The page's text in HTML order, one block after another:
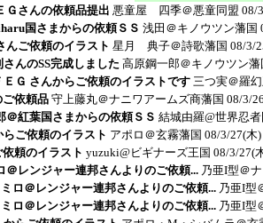
Ｇさんの依頼品提出 悪童屋 四季＠悪童同盟 08/
国さまからの依頼ＳＳ 浅田＠キノウツン藩国
んご依頼のイラスト 星月 典子＠詩歌藩国 08/3/
んのSS完成しました 高原鋼一郎＠キノウツン藩
Ｇ さんからご依頼のイラストです 三つ実＠羅
依頼品 守上藤丸＠ナニワアームズ商藩国 08/3/
＠紅葉国さまからの依頼ＳＳ 結城由羅@世界忍
ご依頼のイラスト アポロ＠玄霧藩国 08/3/27(木
頼のイラスト yuzuki@ビギナーズ王国 08/3/27(
レンジャー連邦さんよりのご依頼... 乃亜I型＠
ロ＠レンジャー連邦さんよりのご依頼... 乃亜I型
ロ＠レンジャー連邦さんよりのご依頼... 乃亜I型